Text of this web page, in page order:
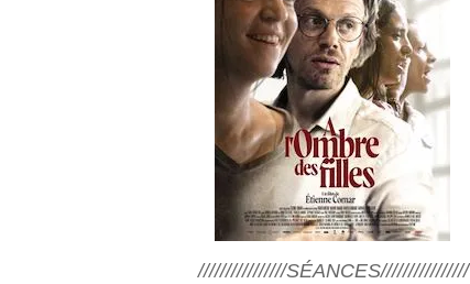
////////////////SÉANCES////////////////